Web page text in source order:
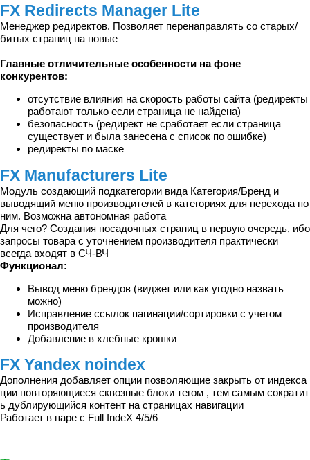
FX Redirects Manager Lite
Менеджер редиректов. Позволяет перенаправлять со старых/
битых страниц на новые
Главные отличительные особенности на фоне
конкурентов:
отсутствие влияния на скорость работы сайта (редиректы
работают только если страница не найдена)
безопасность (редирект не сработает если страница
существует и была занесена с список по ошибке)
редиректы по маске
FX Manufacturers Lite
Модуль создающий подкатегории вида Категория/Бренд и
выводящий меню производителей в категориях для перехода по
ним. Возможна автономная работа
Для чего? Создания посадочных страниц в первую очередь, ибо
запросы товара с уточнением производителя практически
всегда входят в СЧ-ВЧ
Функционал:
Вывод меню брендов (виджет или как угодно назвать
можно)
Исправление ссылок пагинации/сортировки с учетом
производителя
Добавление в хлебные крошки
FX Yandex noindex
Дополнения добавляет опции позволяющие закрыть от индекса
ции повторяющиеся сквозные блоки тегом , тем самым сократит
ь дублирующийся контент на страницах навигации
Работает в паре с Full IndeX 4/5/6